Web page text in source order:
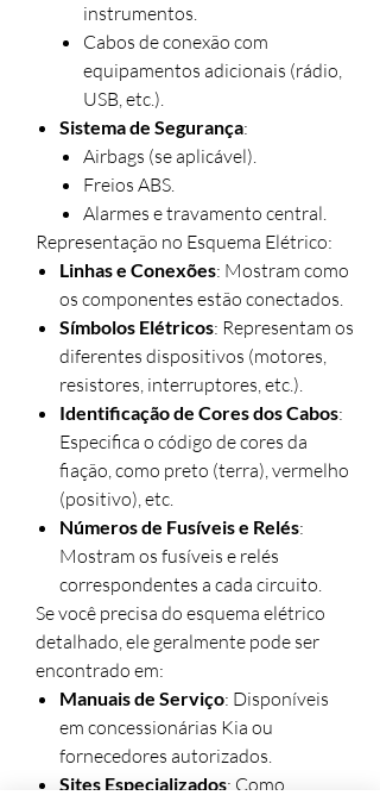
instrumentos.
Cabos de conexão com
equipamentos adicionais (rádio,
USB, etc.).
Sistema de Segurança:
Airbags (se aplicável).
Freios ABS.
Alarmes e travamento central.
Representação no Esquema Elétrico:
Linhas e Conexões: Mostram como
os componentes estão conectados.
Símbolos Elétricos: Representam os
diferentes dispositivos (motores,
resistores, interruptores, etc.).
Identificação de Cores dos Cabos:
Especifica o código de cores da
fiação, como preto (terra), vermelho
(positivo), etc.
Números de Fusíveis e Relés:
Mostram os fusíveis e relés
correspondentes a cada circuito.
Se você precisa do esquema elétrico
detalhado, ele geralmente pode ser
encontrado em:
Manuais de Serviço: Disponíveis
em concessionárias Kia ou
fornecedores autorizados.
Sites Especializados: Como